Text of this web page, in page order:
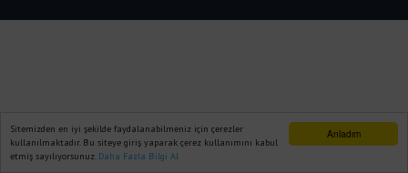
Anladım
Sitemizden en iyi şekilde faydalanabilmeniz için çerezler
kullanılmaktadır. Bu siteye giriş yaparak çerez kullanımını kabul
etmiş sayılıyorsunuz. Daha Fazla Bilgi Al
Ana Sayfa Web TV